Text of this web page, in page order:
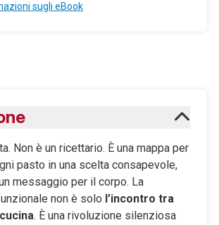
sugli eBook
Non è un ricettario. È una mappa per
pasto in una scelta consapevole,
messaggio per il corpo. La
non è solo l’incontro tra
. È una rivoluzione silenziosa